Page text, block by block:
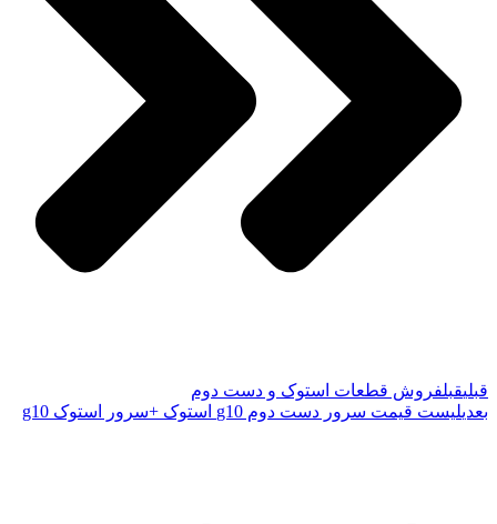
قبلیقبلفروش قطعات استوک و دست دوم
بعدیلیست قیمت سرور دست دوم g10 استوک +سرور استوک g10